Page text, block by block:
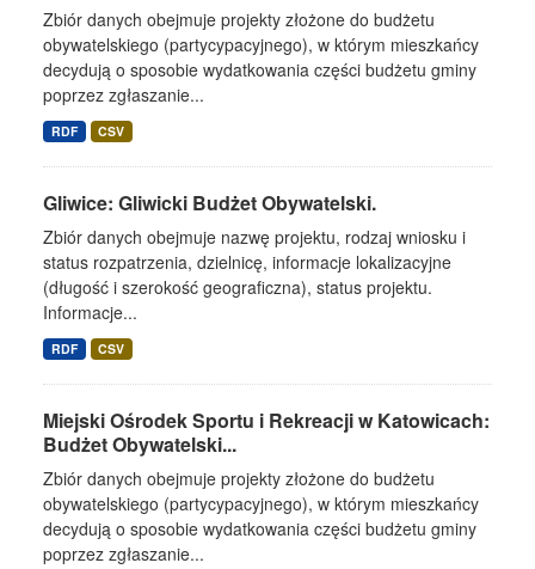
Zbiór danych obejmuje projekty złożone do budżetu
obywatelskiego (partycypacyjnego), w którym mieszkańcy
decydują o sposobie wydatkowania części budżetu gminy
poprzez zgłaszanie...
RDF CSV
Gliwice: Gliwicki Budżet Obywatelski.
Zbiór danych obejmuje nazwę projektu, rodzaj wniosku i
status rozpatrzenia, dzielnicę, informacje lokalizacyjne
(długość i szerokość geograficzna), status projektu.
Informacje...
RDF CSV
Miejski Ośrodek Sportu i Rekreacji w Katowicach:
Budżet Obywatelski...
Zbiór danych obejmuje projekty złożone do budżetu
obywatelskiego (partycypacyjnego), w którym mieszkańcy
decydują o sposobie wydatkowania części budżetu gminy
poprzez zgłaszanie...